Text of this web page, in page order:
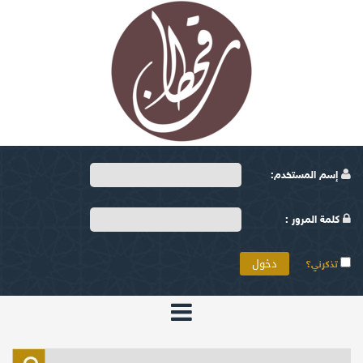
إسم المستخدم:
كلمة المرور :
تذكرني؟